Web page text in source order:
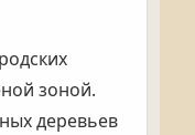
зоной.
деревьев